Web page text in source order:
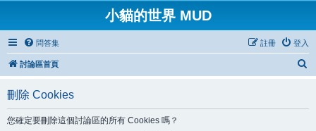
小貓的世界 MUD
問答集 登入
註冊
討論區首頁
刪除 Cookies
您確定要刪除這個討論區的所有 Cookies 嗎？